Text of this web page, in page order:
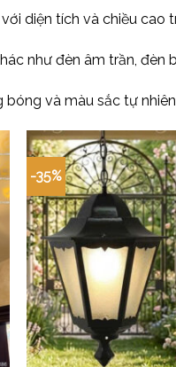
diện tích và chiều cao
như đèn âm trần, đèn
bóng và màu sắc tự
-35%